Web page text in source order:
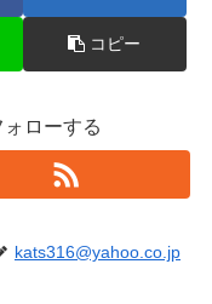
コピー
ローする
kats316@yahoo.co.jp